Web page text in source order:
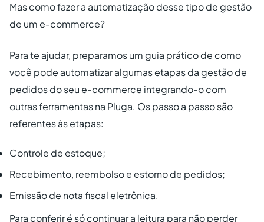
Mas como fazer a automatização desse tipo de gestão
de um e-commerce?
Para te ajudar, preparamos um guia prático de como
você pode automatizar algumas etapas da gestão de
pedidos do seu e-commerce integrando-o com
outras ferramentas na Pluga. Os passo a passo são
referentes às etapas:
Controle de estoque;
Recebimento, reembolso e estorno de pedidos;
Emissão de nota fiscal eletrônica.
Para conferir é só continuar a leitura para não perder